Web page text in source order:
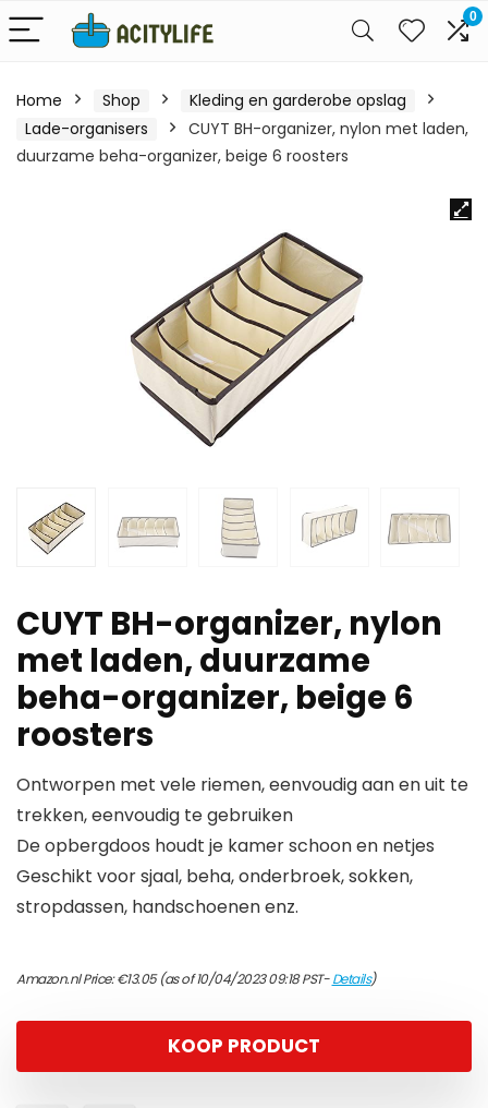
0
Home Shop
Kleding en garderobe opslag
Lade-organisers
CUYT BH-organizer, nylon met laden,
duurzame beha-organizer, beige 6 roosters
CUYT BH-organizer, nylon
met laden, duurzame
beha-organizer, beige 6
roosters
Ontworpen met vele riemen, eenvoudig aan en uit te
trekken, eenvoudig te gebruiken
De opbergdoos houdt je kamer schoon en netjes
Geschikt voor sjaal, beha, onderbroek, sokken,
stropdassen, handschoenen enz.
Amazon.nl Price:€13.05(as of 10/04/2023 09:18 PST-Details)
KOOP PRODUCT